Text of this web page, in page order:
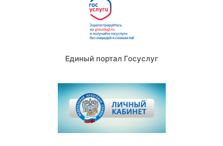
Единый портал Госуслуг